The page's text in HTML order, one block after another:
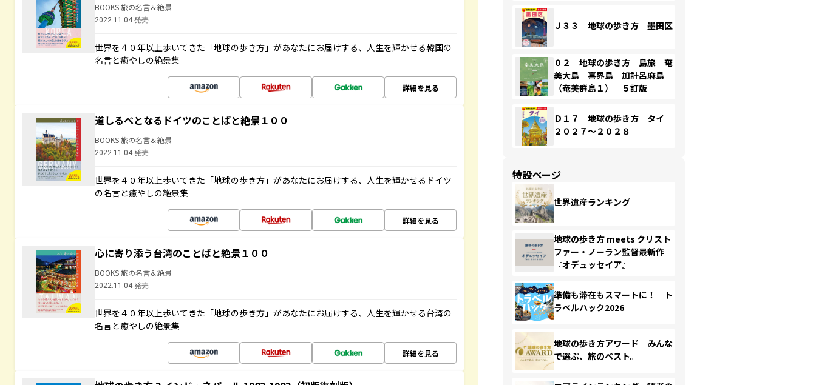
BOOKS 旅の名言＆絶景
2022.11.04 発売
世界を４０年以上歩いてきた「地球の歩き方」があなたにお届けする、人生を輝かせる韓国の
名言と癒やしの絶景集
詳細を見る
道しるべとなるドイツのことばと絶景１００
BOOKS 旅の名言＆絶景
2022.11.04 発売
世界を４０年以上歩いてきた「地球の歩き方」があなたにお届けする、人生を輝かせるドイツ
の名言と癒やしの絶景集
詳細を見る
心に寄り添う台湾のことばと絶景１００
BOOKS 旅の名言＆絶景
2022.11.04 発売
世界を４０年以上歩いてきた「地球の歩き方」があなたにお届けする、人生を輝かせる台湾の
名言と癒やしの絶景集
詳細を見る
Ｊ３３ 地球の歩き方 墨田区
０２ 地球の歩き方 島旅 奄
美大島 喜界島 加計呂麻島
（奄美群島１） ５訂版
Ｄ１７ 地球の歩き方 タイ
２０２７～２０２８
特設ページ
世界遺産ランキング
地球の歩き方 meets クリスト
ファー・ノーラン監督最新作
『オデュッセイア』
準備も滞在もスマートに！ ト
ラベルハック2026
地球の歩き方アワード みんな
で選ぶ、旅のベスト。